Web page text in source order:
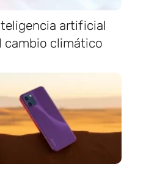
artificial
cambio climático